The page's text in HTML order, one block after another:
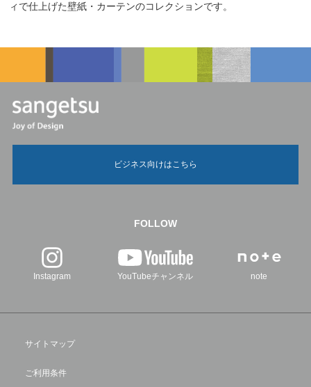
ィで仕上げた壁紙・カーテンのコレクションです。
ビジネス向けはこちら
FOLLOW
Instagram YouTubeチャンネル note
サイトマップ
ご利用条件